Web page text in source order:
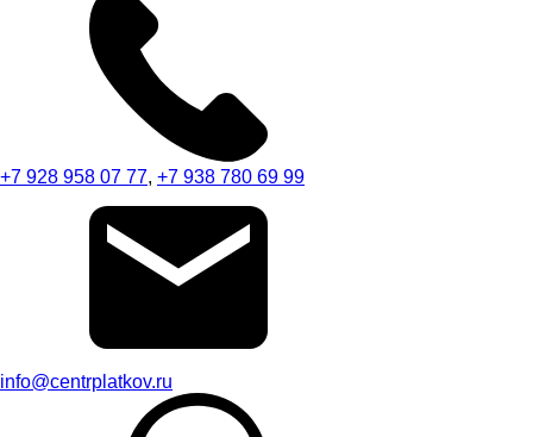
+7 928 958 07 77, +7 938 780 69 99
info@centrplatkov.ru